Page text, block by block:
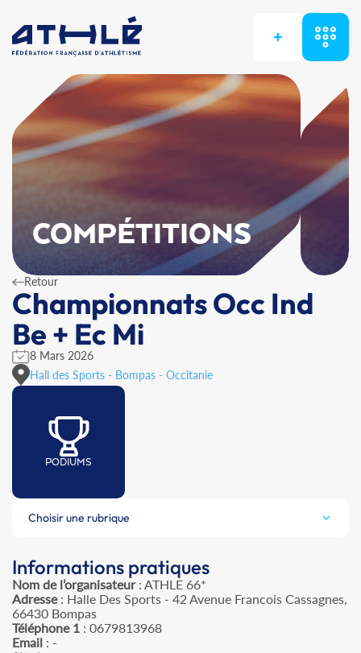
+
COMPÉTITIONS
Retour
Championnats Occ Ind
Be + Ec Mi
8 Mars 2026
Hall des Sports - Bompas - Occitanie
PODIUMS
Choisir une rubrique
Informations pratiques
Nom de l’organisateur: ATHLE 66*
Adresse: Halle Des Sports - 42 Avenue Francois Cassagnes,
66430 Bompas
Téléphone 1 : 0679813968
Email : -